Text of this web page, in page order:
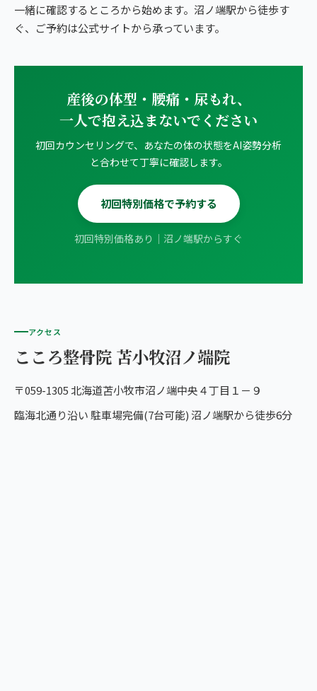
一緒に確認するところから始めます。沼ノ端駅から徒歩す
ぐ、ご予約は公式サイトから承っています。
産後の体型・腰痛・尿もれ、
一人で抱え込まないでください
初回カウンセリングで、あなたの体の状態をAI姿勢分析
と合わせて丁寧に確認します。
初回特別価格で予約する
初回特別価格あり｜沼ノ端駅からすぐ
アクセス
こころ整骨院 苫小牧沼ノ端院
〒059-1305 北海道苫小牧市沼ノ端中央４丁目１－９
臨海北通り沿い 駐車場完備(7台可能) 沼ノ端駅から徒歩6分